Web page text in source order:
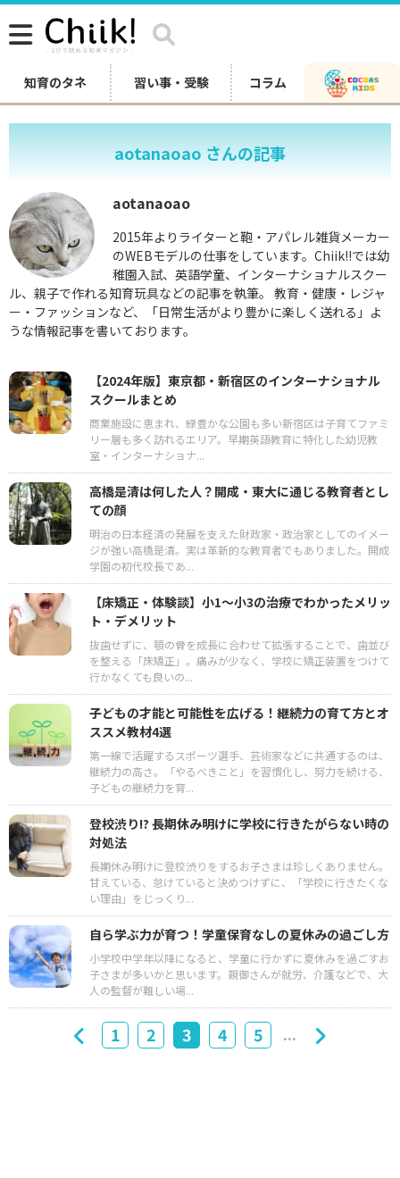
知育のタネ 習い事・受験 コラム
aotanaoao さんの記事
aotanaoao
2015年よりライターと鞄・アパレル雑貨メーカー
のWEBモデルの仕事をしています。Chiik!!では幼
稚園入試、英語学童、インターナショナルスクー
ル、親子で作れる知育玩具などの記事を執筆。 教育・健康・レジャ
ー・ファッションなど、「日常生活がより豊かに楽しく送れる」よ
うな情報記事を書いております。
【2024年版】東京都・新宿区のインターナショナル
スクールまとめ
商業施設に恵まれ、緑豊かな公園も多い新宿区は子育てファミ
リー層も多く訪れるエリア。早期英語教育に特化した幼児教
室・インターナショナ...
高橋是清は何した人？開成・東大に通じる教育者とし
ての顔
明治の日本経済の発展を支えた財政家・政治家としてのイメー
ジが強い高橋是清。実は革新的な教育者でもありました。開成
学園の初代校長であ...
【床矯正・体験談】小1～小3の治療でわかったメリッ
ト・デメリット
抜歯せずに、顎の骨を成長に合わせて拡張することで、歯並び
を整える「床矯正」。痛みが少なく、学校に矯正装置をつけて
行かなくても良いの...
子どもの才能と可能性を広げる！継続力の育て方とオ
ススメ教材4選
第一線で活躍するスポーツ選手、芸術家などに共通するのは、
継続力の高さ。「やるべきこと」を習慣化し、努力を続ける、
子どもの継続力を育...
登校渋り!? 長期休み明けに学校に行きたがらない時の
対処法
長期休み明けに登校渋りをするお子さまは珍しくありません。
甘えている、怠けていると決めつけずに、「学校に行きたくな
い理由」をじっくり...
自ら学ぶ力が育つ！学童保育なしの夏休みの過ごし方
小学校中学年以降になると、学童に行かずに夏休みを過ごすお
子さまが多いかと思います。親御さんが就労、介護などで、大
人の監督が難しい場...
1 2 3 4 5 ...